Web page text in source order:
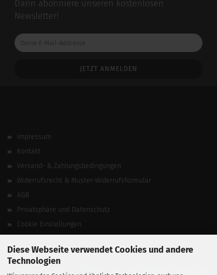
Diese Webseite verwendet Cookies und andere
Technologien
Dann abonniere unseren kostenlosen
Newsletter!
Deine
E-
Impressum
Kontakt
Versand- & Zahlungsbedingungen
Widerrufsrecht & Muster-Widerrufsformular
AGB
Privatsphäre und Datenschutz
Cookie Einstellungen
Vertrag widerrufen